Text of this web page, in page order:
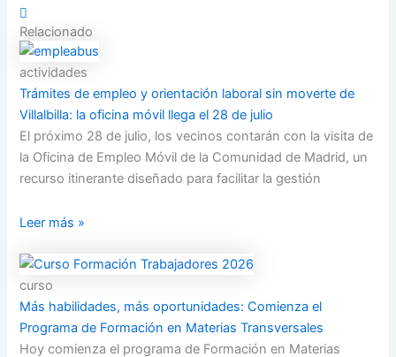
Relacionado
actividades
Trámites de empleo y orientación laboral sin moverte de
Villalbilla: la oficina móvil llega el 28 de julio
El próximo 28 de julio, los vecinos contarán con la visita de
la Oficina de Empleo Móvil de la Comunidad de Madrid, un
recurso itinerante diseñado para facilitar la gestión
Leer más »
curso
Más habilidades, más oportunidades: Comienza el
Programa de Formación en Materias Transversales
Hoy comienza el programa de Formación en Materias